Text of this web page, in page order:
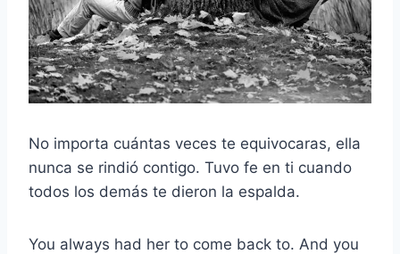
No importa cuántas veces te equivocaras, ella
nunca se rindió contigo. Tuvo fe en ti cuando
todos los demás te dieron la espalda.
You always had her to come back to. And you